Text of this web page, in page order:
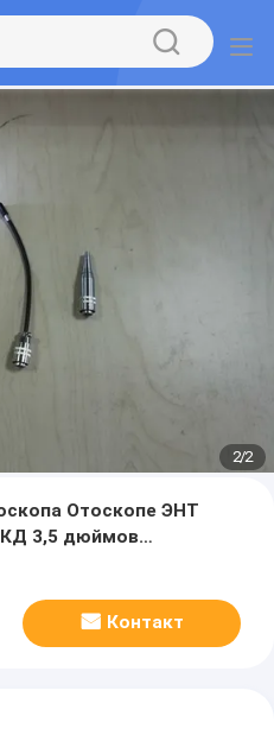
2/2
Отоскопе ЭНТ
3,5 дюймов
Контакт